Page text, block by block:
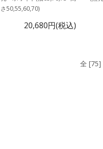
さ50,55,60,70)
20,680円(税込)
全 [75]